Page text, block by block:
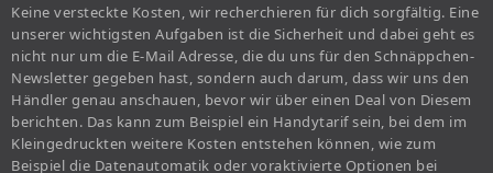
Keine versteckte Kosten, wir recherchieren für dich sorgfältig. Eine
unserer wichtigsten Aufgaben ist die Sicherheit und dabei geht es
nicht nur um die E-Mail Adresse, die du uns für den Schnäppchen-
Newsletter gegeben hast, sondern auch darum, dass wir uns den
Händler genau anschauen, bevor wir über einen Deal von Diesem
berichten. Das kann zum Beispiel ein Handytarif sein, bei dem im
Kleingedruckten weitere Kosten entstehen können, wie zum
Beispiel die Datenautomatik oder voraktivierte Optionen bei